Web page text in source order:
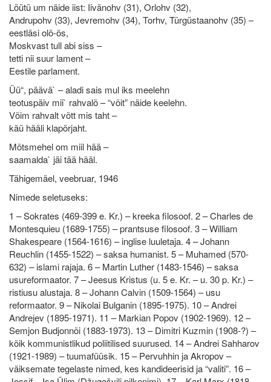
Löütü um näide iist: Iivänohv (31), Orlohv (32),
Andrupohv (33), Jevremohv (34), Torhv, Türgüstaanohv (35) –
eestläsi olõ-õs,
Moskvast tull abi siss –
tetti nii suur lament –
Eestile parlament.
Üü“, päävä` – aladi sais mul iks meelehn
teotuspäiv mii` rahvalõ – “võit” näide keelehn.
Võim rahvalt võtt mis taht –
käü hääli klapõrjaht.
Mõtsmehel om miil hää –
saamalda` jäi tää hääl.
Tähigemäel, veebruar, 1946
Nimede seletuseks:
1 – Sokrates (469-399 e. Kr.) – kreeka filosoof. 2 – Charles de
Montesquieu (1689-1755) – prantsuse filosoof. 3 – William
Shakespeare (1564-1616) – inglise luuletaja. 4 – Johann
Reuchlin (1455-1522) – saksa humanist. 5 – Muhamed (570-
632) – islami rajaja. 6 – Martin Luther (1483-1546) – saksa
usureformaator. 7 – Jeesus Kristus (u. 5 e. Kr. – u. 30 p. Kr.) –
ristiusu alustaja. 8 – Johann Calvin (1509-1564) – usu
reformaator. 9 – Nikolai Bulganin (1895-1975). 10 – Andrei
Andrejev (1895-1971). 11 – Markian Popov (1902-1969). 12 –
Semjon Budjonnõi (1883-1973). 13 – Dimitri Kuzmin (1908-?) –
kõik kommunistlikud poliitilised suurused. 14 – Andrei Sahharov
(1921-1989) – tuumafüüsik. 15 – Pervuhhin ja Akropov –
väiksemate tegelaste nimed, kes kandideerisid ja “valiti”. 16 –